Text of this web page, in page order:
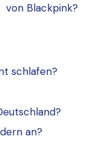
von Blackpink?
schlafen?
an?